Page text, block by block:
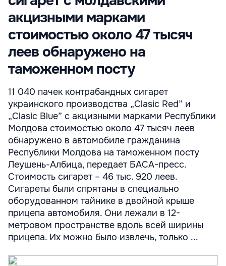
акцизными марками
стоимостью около 47 тысяч
леев обнаружено на
таможенном посту
11 040 пачек контрабандных сигарет
украинского производства „Clasic Red” и
„Clasic Blue” с акцизными марками Республики
Молдова стоимостью около 47 тысяч леев
обнаружено в автомобиле гражданина
Республики Молдова на таможенном посту
Леушень-Албица, передает БАСА-пресс.
Стоимость сигарет – 46 тыс. 920 леев.
Сигареты были спрятаны в специально
оборудованном тайнике в двойной крыше
прицепа автомобиля. Они лежали в 12-
метровом пространстве вдоль всей ширины
прицепа. Их можно было извлечь, только ...